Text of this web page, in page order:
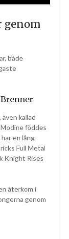
genom
både
kallad
Modine föddes
en lång
Full Metal
Knight Rises
återkom i
genom